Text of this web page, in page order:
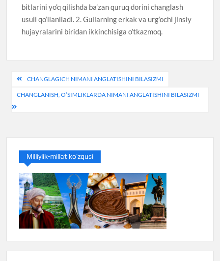
bitlarini yo’q qilishda ba’zan quruq dorini changlash
usuli qo’llaniladi. 2. Gullarning erkak va urg’ochi jinsiy
hujayralarini biridan ikkinchisiga o’tkazmoq.
Post
menyusi
CHANGLAGICH NIMANI ANGLATISHINI BILASIZMI
CHANGLANISH, O’SIMLIKLARDA NIMANI ANGLATISHINI BILASIZMI
Milliylik-millat ko’zgusi